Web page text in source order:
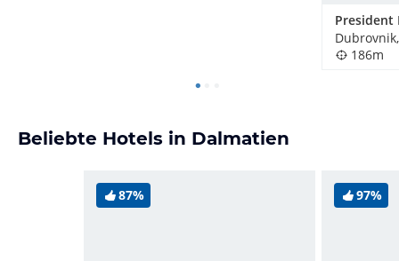
186m
Beliebte Hotels in Dalmatien
87% 97%